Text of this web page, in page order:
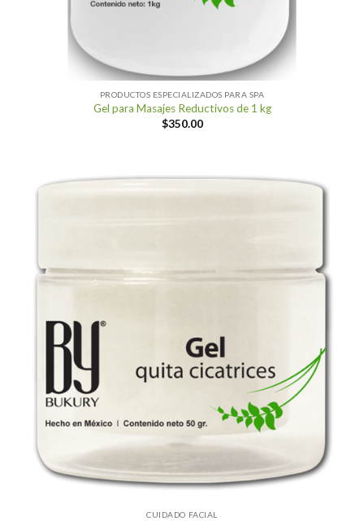
PRODUCTOS ESPECIALIZADOS PARA SPA
Gel para Masajes Reductivos de 1 kg
$350.00
CUIDADO FACIAL